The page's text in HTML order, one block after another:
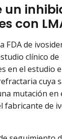
un
con
FDA de
clínico de
en el estudio
cuya
mutación en
fabricante de